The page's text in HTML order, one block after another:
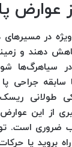
عوارض
در مسیرهای
دهند و
سابقه جراحی
طولانی
از این
ضروری است.
بروید یا